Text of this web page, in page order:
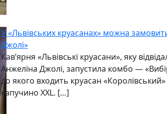
У «Львівських круасанах» можна
Джолі»
Кав’ярня «Львівські круасани», яку
Анжеліна Джолі, запустила комбо —
до якого входить круасан «Королівський»
капучино XXL. […]